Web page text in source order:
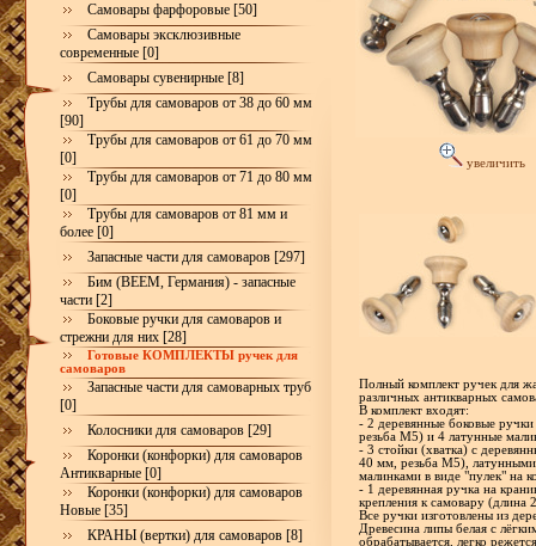
Самовары фарфоровые [50]
Самовары эксклюзивные
современные [0]
Самовары сувенирные [8]
Трубы для самоваров от 38 до 60 мм
[90]
Трубы для самоваров от 61 до 70 мм
[0]
Трубы для самоваров от 71 до 80 мм
[0]
Трубы для самоваров от 81 мм и
более [0]
Запасные части для самоваров [297]
Бим (BEEM, Германия) - запасные
части [2]
Боковые ручки для самоваров и
стрежни для них [28]
Готовые КОМПЛЕКТЫ ручек для
самоваров
Запасные части для самоварных труб
[0]
Колосники для самоваров [29]
Коронки (конфорки) для самоваров
Антикварные [0]
Коронки (конфорки) для самоваров
Новые [35]
КРАНЫ (вертки) для самоваров [8]
увеличить
Полный комплект ручек для
различных антикварных
В комплект входят:
- 2 деревянные боковые
резьба М5) и 4 латунные
- 3 стойки (хватка) с
40 мм, резьба М5),
малинками в виде "пулек" на
- 1 деревянная ручка на
крепления к самовару
Все ручки изготовлены из
Древесина липы белая с
обрабатывается, легко